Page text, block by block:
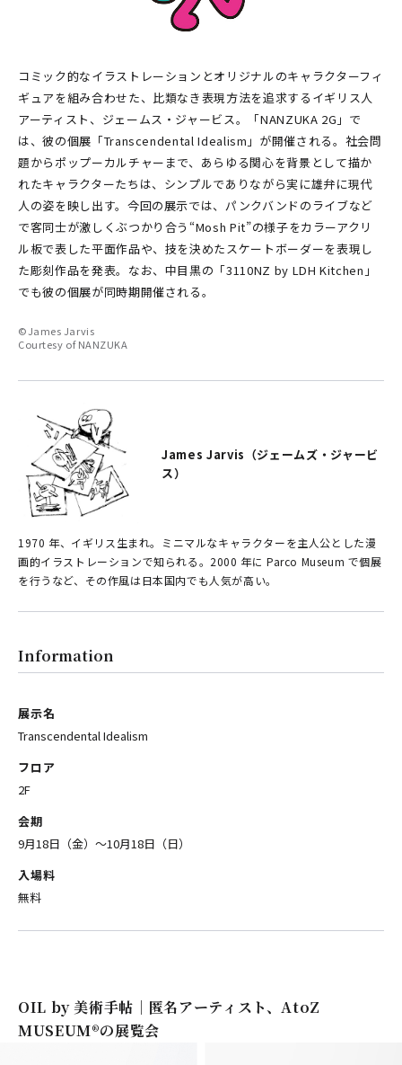
コミック的なイラストレーションとオリジナルのキャラクターフィ
ギュアを組み合わせた、比類なき表現方法を追求するイギリス人
アーティスト、ジェームス・ジャービス。「NANZUKA 2G」で
は、彼の個展「Transcendental Idealism」が開催される。社会問
題からポップーカルチャーまで、あらゆる関心を背景として描か
れたキャラクターたちは、シンプルでありながら実に雄弁に現代
人の姿を映し出す。今回の展示では、パンクバンドのライブなど
で客同士が激しくぶつかり合う“Mosh Pit”の様子をカラーアクリ
ル板で表した平面作品や、技を決めたスケートボーダーを表現し
た彫刻作品を発表。なお、中目黒の「3110NZ by LDH Kitchen」
でも彼の個展が同時期開催される。
©James Jarvis
Courtesy of NANZUKA
James Jarvis（ジェームズ・ジャービ
ス）
1970 年、イギリス生まれ。ミニマルなキャラクターを主人公とした漫
画的イラストレーションで知られる。2000 年に Parco Museum で個展
を行うなど、その作風は日本国内でも人気が高い。
Information
展示名
Transcendental Idealism
フロア
2F
会期
9月18日（金）〜10月18日（日）
入場料
無料
OIL by 美術手帖｜匿名アーティスト、AtoZ
MUSEUM®の展覧会